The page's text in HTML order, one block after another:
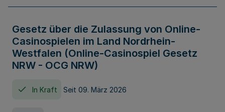
Gesetz über die Zulassung von Online-
Casinospielen im Land Nordrhein-
Westfalen (Online-Casinospiel Gesetz
NRW - OCG NRW)
In Kraft Seit 09. März 2026